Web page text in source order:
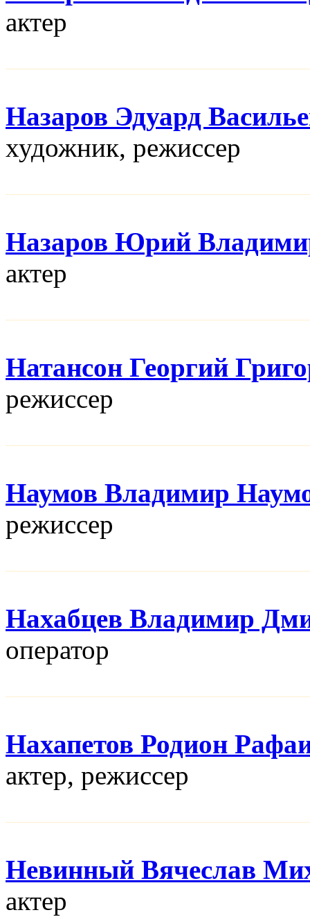
актер
Назаров Эдуард
художник, режисcер
Назаров Юрий
актер
Натансон Георгий
режисcер
Наумов Владимир
режисcер
Нахабцев Владимир
оператор
Нахапетов Родион
актер, режисcер
Невинный Вячеслав
актер